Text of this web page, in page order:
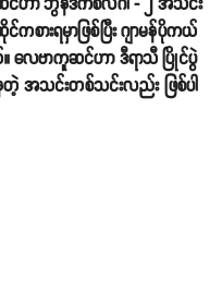
ားရမှာဖြစ်ပြီး ဂျာမန်ပိုကယ်
။ လေဗာကူဆင်ဟာ ဒီရာသီ ပြိုင်ပွဲ
ေတဲ့ အသင်းတစ်သင်းလည်း ဖြစ်ပါ